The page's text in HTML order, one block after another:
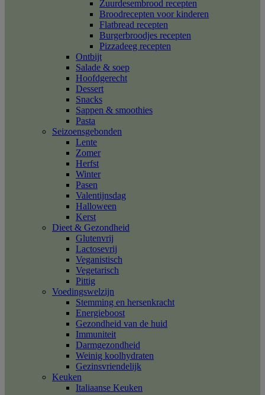
Zuurdesembrood recepten
Broodrecepten voor kinderen
Flatbread recepten
Burgerbroodjes recepten
Pizzadeeg recepten
Ontbijt
Salade & soep
Hoofdgerecht
Dessert
Snacks
Sappen & smoothies
Pasta
Seizoensgebonden
Lente
Zomer
Herfst
Winter
Pasen
Valentijnsdag
Halloween
Kerst
Dieet & Gezondheid
Glutenvrij
Lactosevrij
Veganistisch
Vegetarisch
Pittig
Voedingswelzijn
Stemming en hersenkracht
Energieboost
Gezondheid van de huid
Immuniteit
Darmgezondheid
Weinig koolhydraten
Gezinsvriendelijk
Keuken
Italiaanse Keuken